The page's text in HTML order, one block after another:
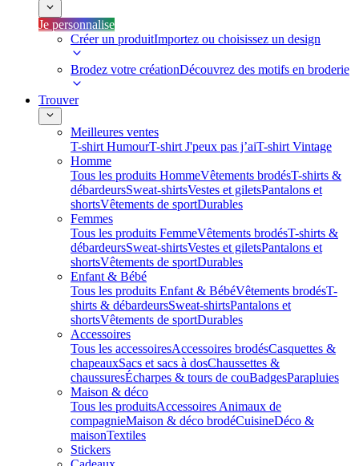
Je personnalise
Créer un produitImportez ou choisissez un design
Brodez votre créationDécouvrez des motifs en broderie
Trouver
Meilleures ventes
T-shirt HumourT-shirt J'peux pas j’aiT-shirt Vintage
Homme
Tous les produits HommeVêtements brodésT-shirts &
débardeursSweat-shirtsVestes et giletsPantalons et
shortsVêtements de sportDurables
Femmes
Tous les produits FemmeVêtements brodésT-shirts &
débardeursSweat-shirtsVestes et giletsPantalons et
shortsVêtements de sportDurables
Enfant & Bébé
Tous les produits Enfant & BébéVêtements brodésT-
shirts & débardeursSweat-shirtsPantalons et
shortsVêtements de sportDurables
Accessoires
Tous les accessoiresAccessoires brodésCasquettes &
chapeauxSacs et sacs à dosChaussettes &
chaussuresÉcharpes & tours de couBadgesParapluies
Maison & déco
Tous les produitsAccessoires Animaux de
compagnieMaison & déco brodéCuisineDéco &
maisonTextiles
Stickers